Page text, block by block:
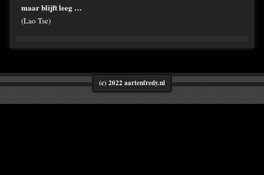
maar blijft leeg …
(Lao Tse)
(c) 2022 aartenfredy.nl